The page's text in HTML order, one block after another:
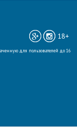
18+
для пользователей до 16